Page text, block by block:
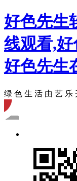
好色先生
线观看,
好色先生
绿 色 生 活 由 艺 乐